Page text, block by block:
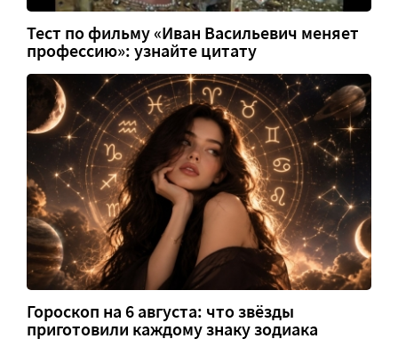
Тест по фильму «Иван Васильевич меняет
профессию»: узнайте цитату
Гороскоп на 6 августа: что звёзды
приготовили каждому знаку зодиака